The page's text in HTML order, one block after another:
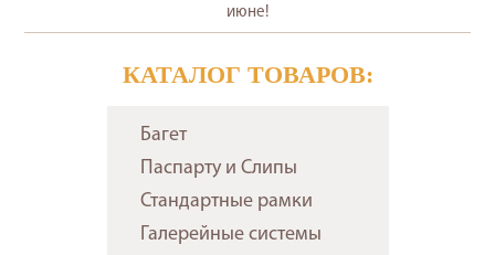
июне!
КАТАЛОГ ТОВАРОВ:
Багет
Паспарту и Слипы
Стандартные рамки
Галерейные системы